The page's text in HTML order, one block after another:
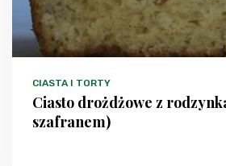
CIASTA I TORTY
Ciasto drożdżowe z
szafranem)